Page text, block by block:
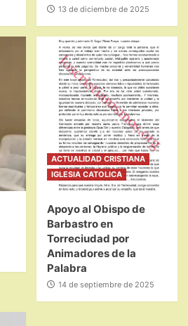
13 de diciembre de 2025
ACTUALIDAD CRISTIANA
IGLESIA CATOLICA
Apoyo al Obispo de
Barbastro en
Torreciudad por
Animadores de la
Palabra
14 de septiembre de 2025